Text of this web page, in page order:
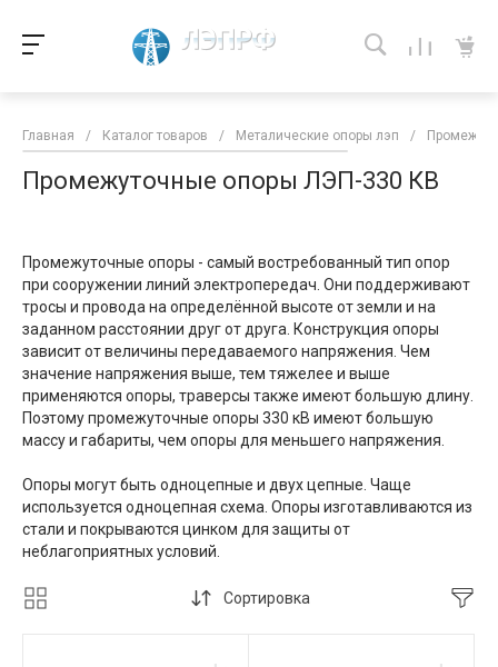
Главная / Каталог товаров / Металические опоры лэп /
Промежуточные опоры ЛЭП-330 КВ
Промежуточные опоры - самый востребованный тип опор
при сооружении линий электропередач. Они поддерживают
тросы и провода на определённой высоте от земли и на
заданном расстоянии друг от друга. Конструкция опоры
зависит от величины передаваемого напряжения. Чем
значение напряжения выше, тем тяжелее и выше
применяются опоры, траверсы также имеют большую длину.
Поэтому промежуточные опоры 330 кВ имеют большую
массу и габариты, чем опоры для меньшего напряжения.
Опоры могут быть одноцепные и двух цепные. Чаще
используется одноцепная схема. Опоры изготавливаются из
стали и покрываются цинком для защиты от
неблагоприятных условий.
Сортировка